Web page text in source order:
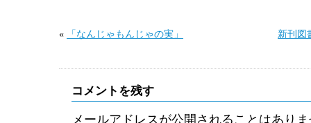
« 「なんじゃもんじゃの実」 新刊図
コメントを残す
メールアドレスが公開されることはあり